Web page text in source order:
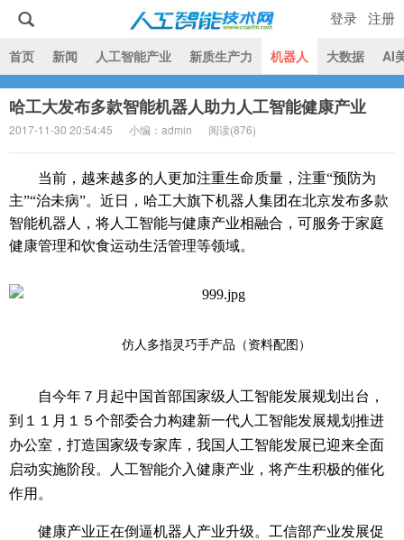
人工智能技术网
首页 新闻 人工智能产业 新质生产力 机器人 大数据 AI
登录 注册
哈工大发布多款智能机器人助力人工智能健康产业
2017-11-30 20:54:45 小编：admin 阅读(876)
当前，越来越多的人更加注重生命质量，注重“预防为
主”“治未病”。近日，哈工大旗下机器人集团在北京发布多款
智能机器人，将人工智能与健康产业相融合，可服务于家庭
健康管理和饮食运动生活管理等领域。
仿人多指灵巧手产品（资料配图）
自今年７月起中国首部国家级人工智能发展规划出台，
到１１月１５个部委合力构建新一代人工智能发展规划推进
办公室，打造国家级专家库，我国人工智能发展已迎来全面
启动实施阶段。人工智能介入健康产业，将产生积极的催化
作用。
健康产业正在倒逼机器人产业升级。工信部产业发展促